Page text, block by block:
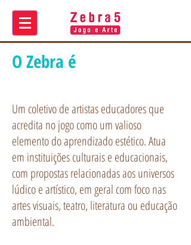
O Zebra é
Um coletivo de artistas educadores que
acredita no jogo como um valioso
elemento do aprendizado estético. Atua
em instituições culturais e educacionais,
com propostas relacionadas aos universos
lúdico e artístico, em geral com foco nas
artes visuais, teatro, literatura ou educação
ambiental.